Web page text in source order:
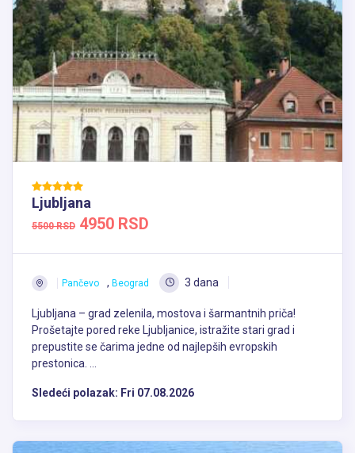
Ljubljana
5500 RSD 4950 RSD
Pančevo , Beograd 3 dana
Ljubljana – grad zelenila, mostova i šarmantnih priča!
Prošetajte pored reke Ljubljanice, istražite stari grad i
prepustite se čarima jedne od najlepših evropskih
prestonica. ...
Sledeći polazak: Fri 07.08.2026